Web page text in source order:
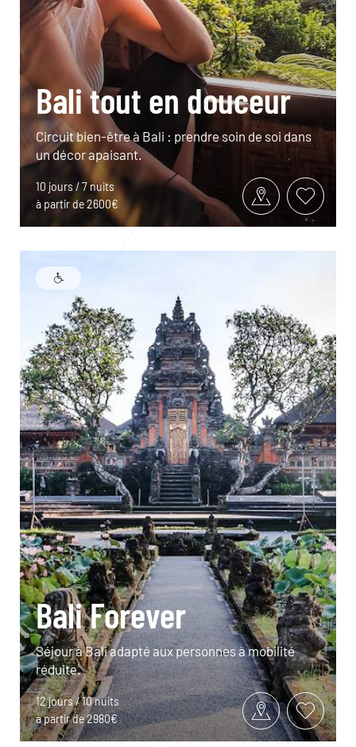
Bali tout en douceur
Circuit bien-être à Bali : prendre soin de soi dans
un décor apaisant.
10 jours / 7 nuits
à partir de 2600€
Bali Forever
Séjour à Bali adapté aux personnes à mobilité
réduite.
12 jours / 10 nuits
à partir de 2980€